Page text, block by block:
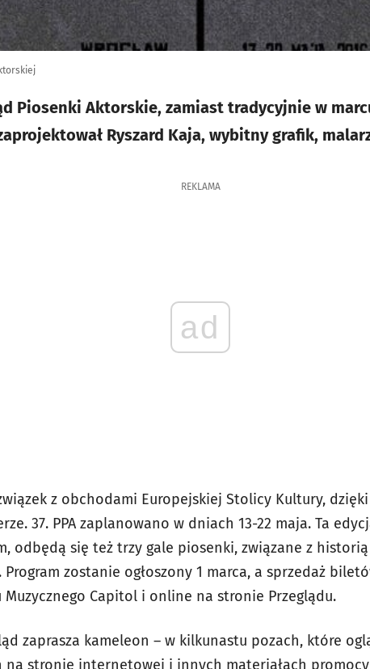
Piosenki Aktorskie, zamiast tradycyjnie w
Ryszard Kaja, wybitny grafik,
REKLAMA
ad
z obchodami Europejskiej Stolicy Kultury,
37. PPA zaplanowano w dniach 13-22 maja. Ta
odbędą się też trzy gale piosenki, związane z historią
zostanie ogłoszony 1 marca, a sprzedaż
Muzycznego Capitol i online na stronie Przeglądu.
zaprasza kameleon – w kilkunastu pozach, które
na stronie internetowej i innych materiałach